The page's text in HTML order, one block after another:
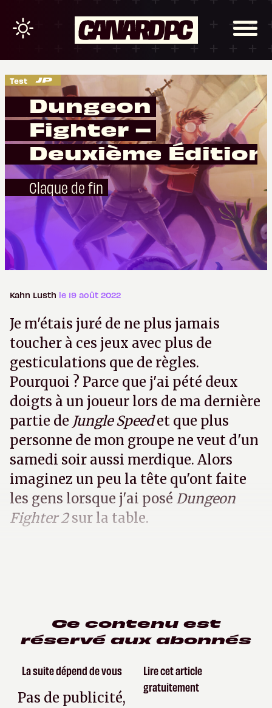
Test
Dungeon
Fighter –
Deuxième Édition
Claque de fin
Kahn Lusth le 19 août 2022
Je m'étais juré de ne plus jamais
toucher à ces jeux avec plus de
gesticulations que de règles.
Pourquoi ? Parce que j'ai pété deux
doigts à un joueur lors de ma dernière
partie de Jungle Speedet que plus
personne de mon groupe ne veut d'un
samedi soir aussi merdique. Alors
imaginez un peu la tête qu'ont faite
les gens lorsque j'ai posé Dungeon
Fighter 2sur la table.
Ce contenu est
réservé aux abonnés
La suite dépend de vous
Pas de publicité,
Lire cet article
gratuitement